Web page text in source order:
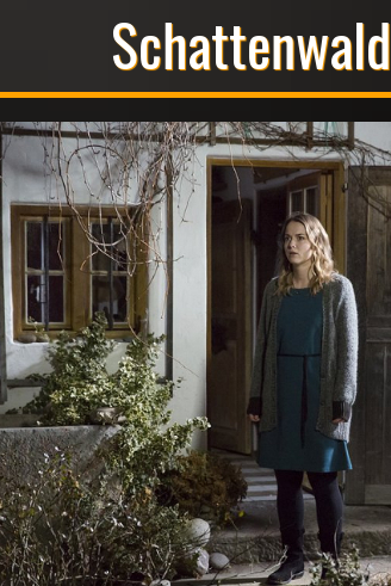
Schattenwald